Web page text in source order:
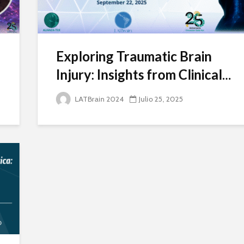
Exploring Traumatic Brain
Injury: Insights from Clinical...
LATBrain 2024 Julio 25, 2025